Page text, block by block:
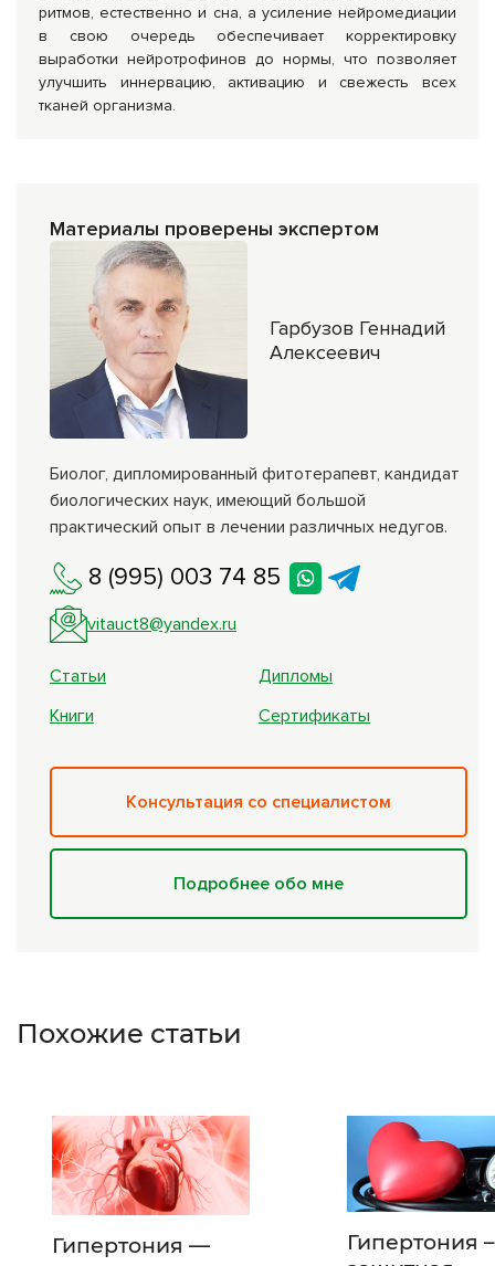
ритмов, естественно и сна, а усиление нейромедиации
в свою очередь обеспечивает корректировку
выработки нейротрофинов до нормы, что позволяет
улучшить иннервацию, активацию и свежесть всех
тканей организма.
Материалы проверены экспертом
Биолог, дипломированный фитотерапевт, кандидат
биологических наук, имеющий большой
практический опыт в лечении различных недугов.
8 (995) 003 74 85
vitauct8@yandex.ru
Статьи
Дипломы
Книги
Сертификаты
Консультация со специалистом
Подробнее обо мне
Гарбузов Геннадий
Алексеевич
Похожие статьи
Гипертония —
Гипертония –